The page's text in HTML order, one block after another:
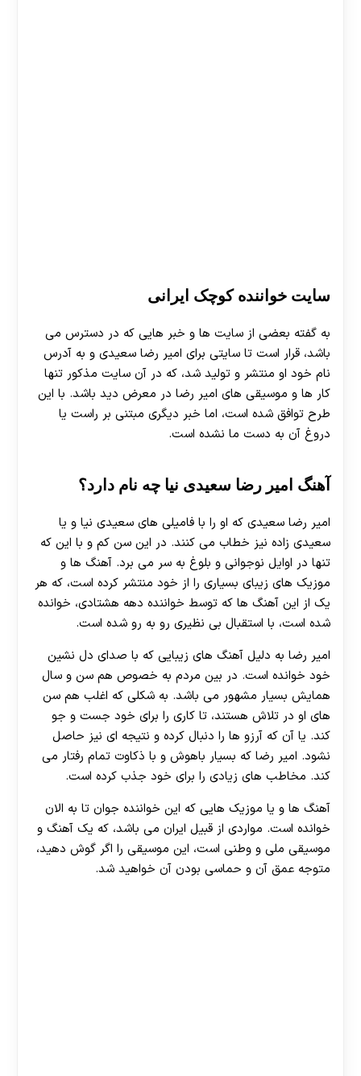
سایت خواننده کوچک ایرانی
به گفته بعضی از سایت ها و خبر هایی که در دسترس می
باشد، قرار است تا سایتی برای امیر رضا سعیدی و به آدرس
نام خود او منتشر و تولید شد، که در آن سایت مذکور تنها
کار ها و موسیقی های امیر رضا در معرض دید باشد. با این
طرح توافق شده است، اما خبر دیگری مبتنی بر راست یا
دروغ آن به دست ما نشده است.
آهنگ امیر رضا سعیدی نیا چه نام دارد؟
امیر رضا سعیدی که او را با فامیلی های سعیدی نیا و یا
سعیدی زاده نیز خطاب می کنند. در این سن کم و با این که
تنها در اوایل نوجوانی و بلوغ به سر می برد. آهنگ ها و
موزیک های زیبای بسیاری را از خود منتشر کرده است، که هر
یک از این آهنگ ها که توسط خواننده دهه هشتادی، خوانده
شده است، با استقبال بی نظیری رو به رو شده است.
امیر رضا به دلیل آهنگ های زیبایی که با صدای دل نشین
خود خوانده است. در بین مردم به خصوص هم سن و سال
همایش بسیار مشهور می باشد. به شکلی که اغلب هم سن
های او در تلاش هستند، تا کاری را برای خود جست و جو
کند. یا آن که آرزو ها را دنبال کرده و نتیجه ای نیز حاصل
نشود. امیر رضا که بسیار باهوش و با ذکاوت تمام رفتار می
کند. مخاطب های زیادی را برای خود جذب کرده است.
آهنگ ها و یا موزیک هایی که این خواننده جوان تا به الان
خوانده است. مواردی از قبیل ایران می باشد، که یک آهنگ و
موسیقی ملی و وطنی است، این موسیقی را اگر گوش دهید،
متوجه عمق آن و حماسی بودن آن خواهید شد.